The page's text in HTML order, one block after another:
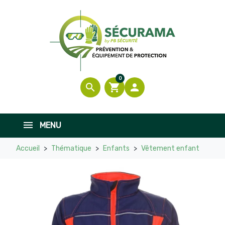
search shopping_cart
0

MENU
Accueil Thématique Enfants Vêtement enfant